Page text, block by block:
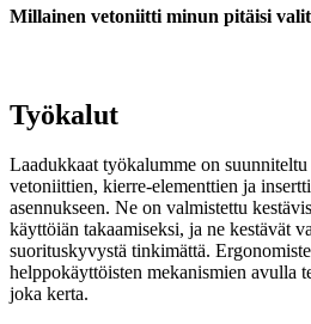
Millainen vetoniitti minun pitäisi
Työkalut
Laadukkaat työkalumme on
vetoniittien, kierre-elementtien ja
asennukseen. Ne on valmistettu
käyttöiän takaamiseksi, ja ne kestävät
suorituskyvystä tinkimättä.
helppokäyttöisten mekanismien avulla
joka kerta.